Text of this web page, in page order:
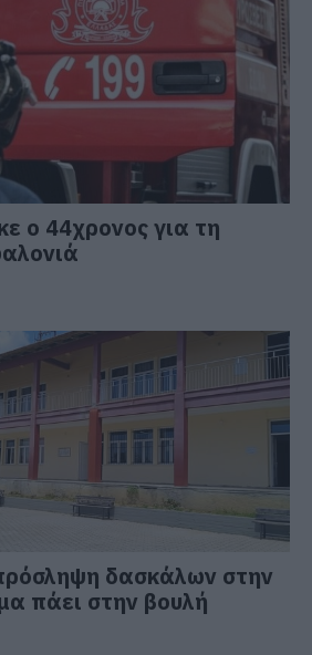
ο 44χρονος για τη
δασκάλων στην
πάει στην βουλή